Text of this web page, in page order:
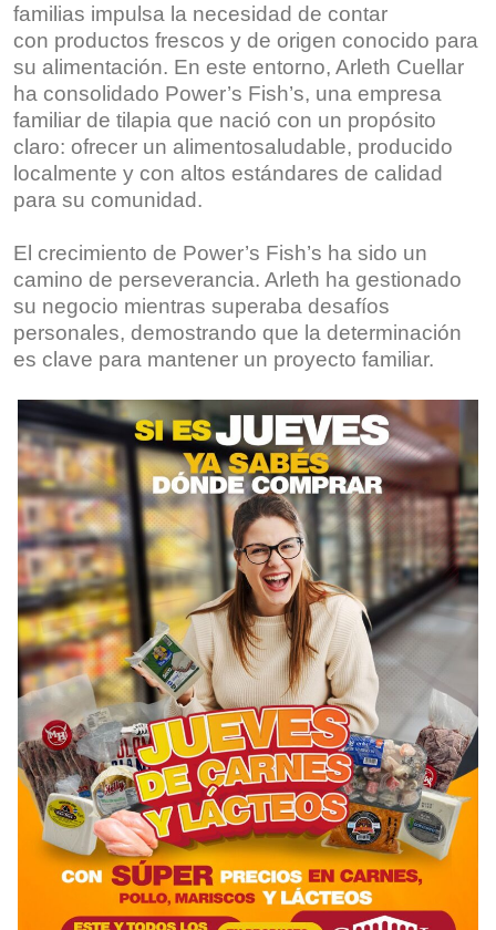
familias impulsa la necesidad de contar
con productos frescos y de origen conocido para
su alimentación. En este entorno, Arleth Cuellar
ha consolidado Power’s Fish’s, una empresa
familiar de tilapia que nació con un propósito
claro: ofrecer un alimentosaludable, producido
localmente y con altos estándares de calidad
para su comunidad.
El crecimiento de Power’s Fish’s ha sido un
camino de perseverancia. Arleth ha gestionado
su negocio mientras superaba desafíos
personales, demostrando que la determinación
es clave para mantener un proyecto familiar.